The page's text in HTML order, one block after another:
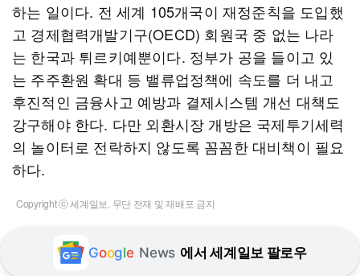
하는 일이다. 전 세계 105개국이 재정준칙을 도입했
고 경제협력개발기구(OECD) 회원국 중 없는 나라
는 한국과 튀르키예뿐이다. 정부가 공을 들이고 있
는 주주환원 확대 등 밸류업정책에 속도를 더 내고
후진적인 금융사고 예방과 결제시스템 개선 대책도
강구해야 한다. 다만 외환시장 개방은 국제투기세력
의 놀이터로 전락하지 않도록 꼼꼼한 대비책이 필요
하다.
Copyright ⓒ 세계일보. 무단 전재 및 재배포 금지
Google News 에서 세계일보 팔로우